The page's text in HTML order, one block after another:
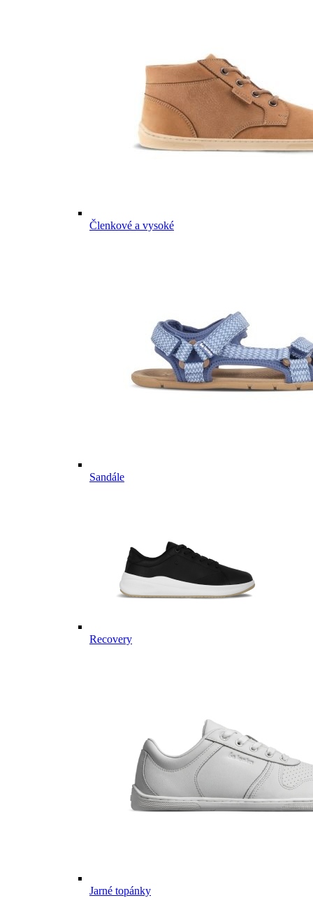
Členkové a vysoké
Sandále
Recovery
Jarné topánky